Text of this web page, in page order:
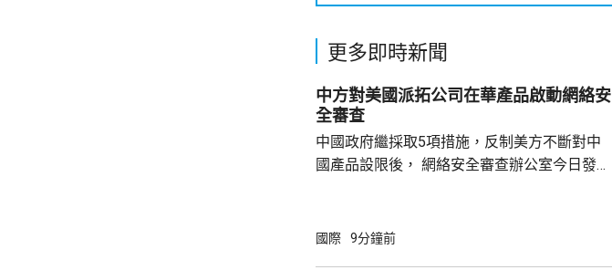
更多即時新聞
中方對美國派拓公司在華產品啟動網絡安
全審查
中國政府繼採取5項措施，反制美方不斷對中
國產品設限後， 網絡安全審查辦公室今日發公
公告指，為保障關鍵信息基礎設施安全穩定運
國際 9分鐘前